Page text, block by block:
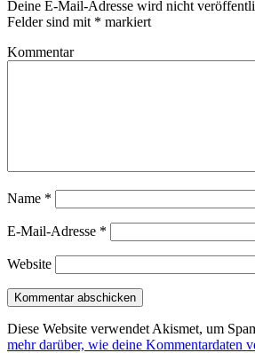
Deine E-Mail-Adresse wird nicht
Felder sind mit * markiert
Kommentar
Name *
E-Mail-Adresse *
Website
Diese Website verwendet Akismet, um
mehr darüber, wie deine Kommentardaten